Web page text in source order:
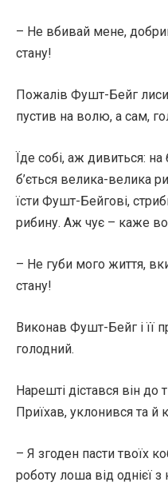
– Не вбивай мене,
стану!
Пожалів Фушт-Бейг
пустив на волю, а сам,
Їде собі, аж дивиться: на
б’ється велика-велика
їсти Фушт-Бейгові,
рибину. Аж чує – каже
– Не губи мого життя,
стану!
Виконав Фушт-Бейг і її
голодний.
Нарешті дістався він до
Приїхав, уклонився та й
– Я згоден пасти твоїх
роботу лоша від однієї з